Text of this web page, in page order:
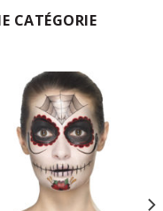
CATÉGORIE